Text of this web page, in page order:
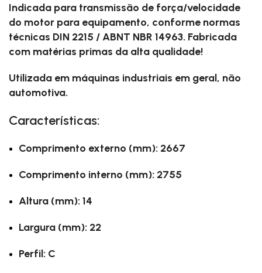
Indicada para transmissão de força/velocidade
do motor para equipamento, conforme normas
técnicas DIN 2215 / ABNT NBR 14963. Fabricada
com matérias primas da alta qualidade!
Utilizada em máquinas industriais em geral, não
automotiva.
Características:
Comprimento externo (mm): 2667
Comprimento interno (mm): 2755
Altura (mm): 14
Largura (mm): 22
Perfil: C